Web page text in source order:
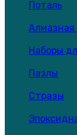
Поталь
Алмазная
Наборы
Пазлы
Стразы